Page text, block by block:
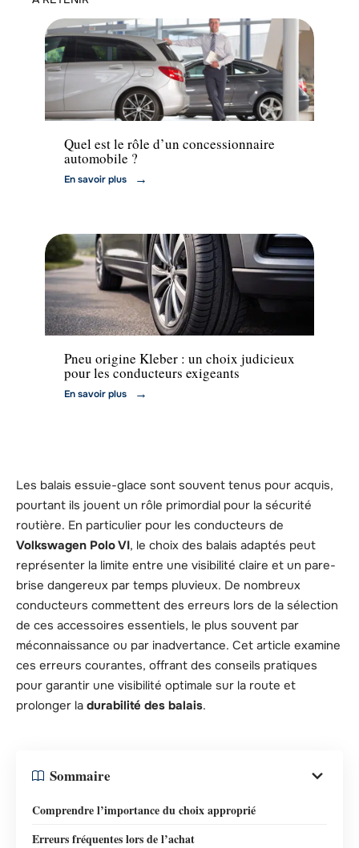
Quel est le rôle d’un concessionnaire
automobile ?
En savoir plus
Actu
Pneu origine Kleber : un choix judicieux
pour les conducteurs exigeants
En savoir plus
Les balais essuie-glace sont souvent tenus pour acquis,
pourtant ils jouent un rôle primordial pour la sécurité
routière. En particulier pour les conducteurs de
Volkswagen Polo VI, le choix des balais adaptés peut
représenter la limite entre une visibilité claire et un pare-
brise dangereux par temps pluvieux. De nombreux
conducteurs commettent des erreurs lors de la sélection
de ces accessoires essentiels, le plus souvent par
méconnaissance ou par inadvertance. Cet article examine
ces erreurs courantes, offrant des conseils pratiques
pour garantir une visibilité optimale sur la route et
prolonger la durabilité des balais.
Sommaire
Comprendre l’importance du choix approprié
Erreurs fréquentes lors de l’achat